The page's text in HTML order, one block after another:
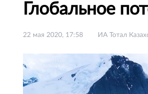
Глобальное
22 мая 2020, 17:58 ИА Тотал